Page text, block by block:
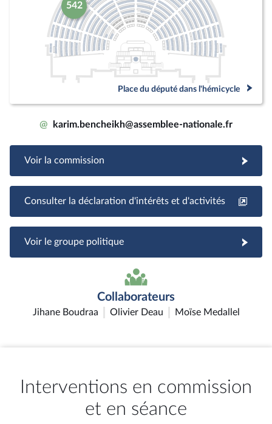
542
Place du député dans l'hémicycle
@ karim.bencheikh@assemblee-nationale.fr
Voir la commission
Consulter la déclaration d'intérêts et d'activités
Voir le groupe politique
Collaborateurs
Jihane Boudraa Olivier Deau Moïse Medallel
Interventions en commission
et en séance